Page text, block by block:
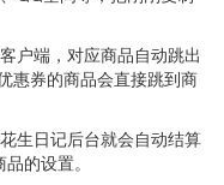
户端，对应商品自动跳出
惠券的商品会直接跳到商
生日记后台就会自动结算
的设置。